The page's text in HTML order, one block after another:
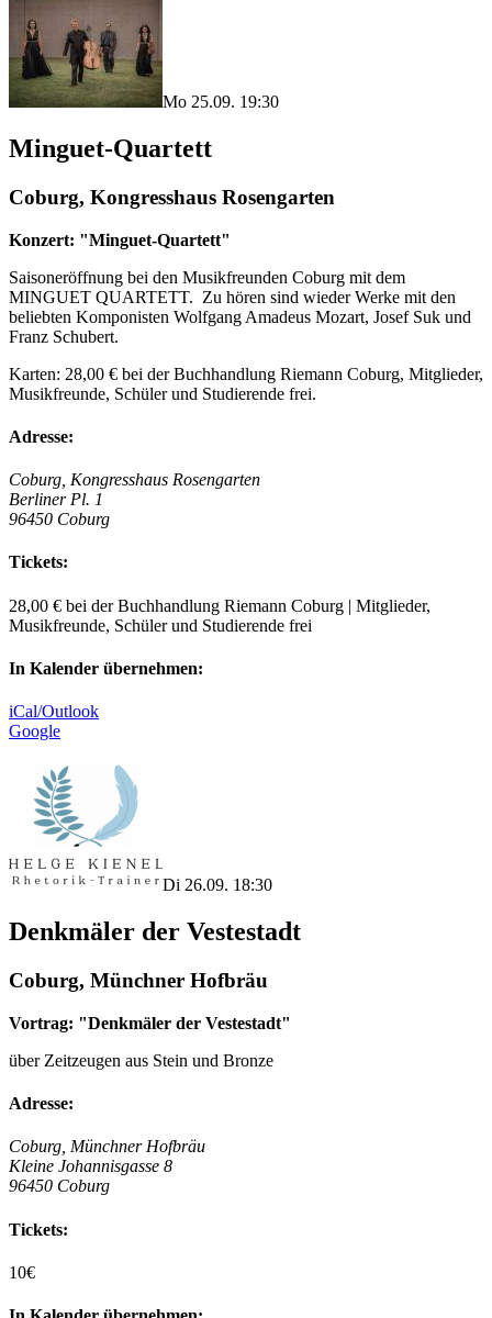
Mo 25.09. 19:30
Minguet-Quartett
Coburg, Kongresshaus Rosengarten
Konzert: "Minguet-Quartett"
Saisoneröffnung bei den Musikfreunden Coburg mit dem
MINGUET QUARTETT. Zu hören sind wieder Werke mit den
beliebten Komponisten Wolfgang Amadeus Mozart, Josef Suk und
Franz Schubert.
Karten: 28,00 € bei der Buchhandlung Riemann Coburg, Mitglieder,
Musikfreunde, Schüler und Studierende frei.
Adresse:
Coburg, Kongresshaus Rosengarten
Berliner Pl. 1
96450 Coburg
Tickets:
28,00 € bei der Buchhandlung Riemann Coburg | Mitglieder,
Musikfreunde, Schüler und Studierende frei
In Kalender übernehmen:
iCal/Outlook
Google
Di 26.09. 18:30
Denkmäler der Vestestadt
Coburg, Münchner Hofbräu
Vortrag: "Denkmäler der Vestestadt"
über Zeitzeugen aus Stein und Bronze
Adresse:
Coburg, Münchner Hofbräu
Kleine Johannisgasse 8
96450 Coburg
Tickets:
10€